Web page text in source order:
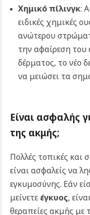
Χημικό πίλινγκ:
ειδικές χημικές
ανώτερου
την αφαίρεση
δέρματος, το νέο
να μειώσει τα
Είναι ασφαλής
της ακμής;
Πολλές τοπικές και
είναι ασφαλείς να
εγκυμοσύνης. Εάν
μείνετε έγκυος,
θεραπείες ακμής με